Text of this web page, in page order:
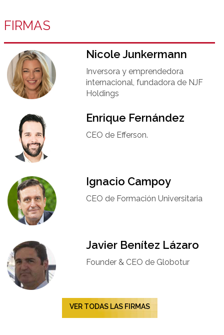
FIRMAS
Nicole Junkermann​
Inversora y emprendedora
internacional, fundadora de NJF
Holdings
Enrique Fernández
CEO de Efferson.
Ignacio Campoy​
CEO de Formación Universitaria​
Javier Benítez Lázaro
Founder & CEO de Globotur​
VER TODAS LAS FIRMAS